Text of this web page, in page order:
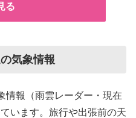
る
気象情報
情報（雨雲レーダー・現在
います。旅行や出張前の天